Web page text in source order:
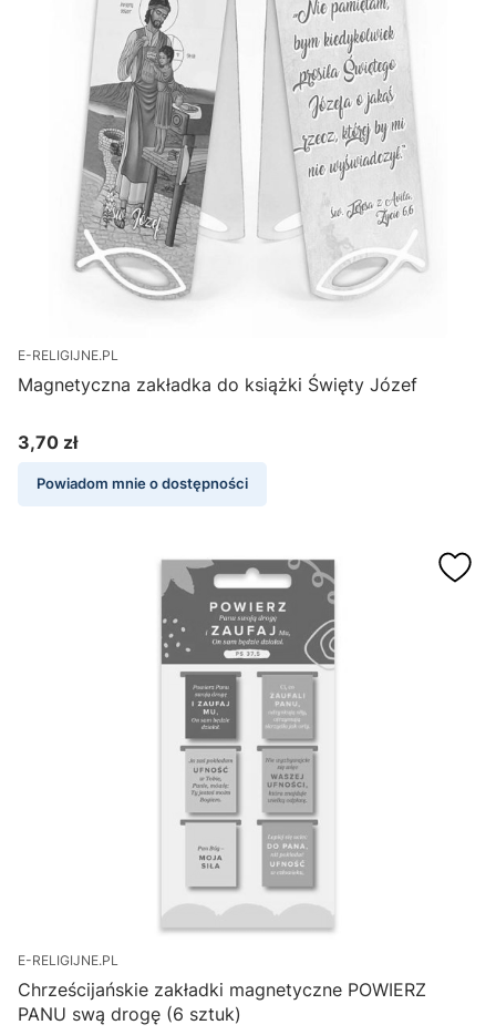
E-RELIGIJNE.PL
Magnetyczna zakładka do książki Święty Józef
Cena
3,70 zł
Powiadom mnie o dostępności
E-RELIGIJNE.PL
Chrześcijańskie zakładki magnetyczne POWIERZ
PANU swą drogę (6 sztuk)